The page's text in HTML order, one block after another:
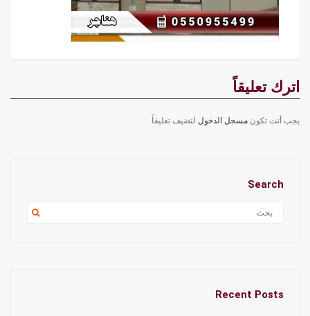
اترك تعليقاً
يجب أنت تكون مسجل الدخول لتضيف تعليقاً.
Search
Recent Posts